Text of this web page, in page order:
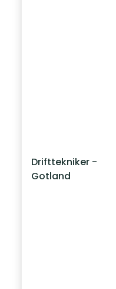
Drifttekniker -
Gotland